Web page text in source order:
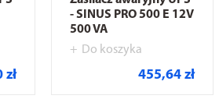
zł
- SINUS PRO 500 E 12V
500 VA
Do koszyka
455,64 zł